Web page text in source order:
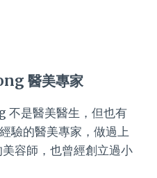
醫美專家
不是醫美醫生，但也有
驗的醫美專家，做過上
容師，也曾經創立過小